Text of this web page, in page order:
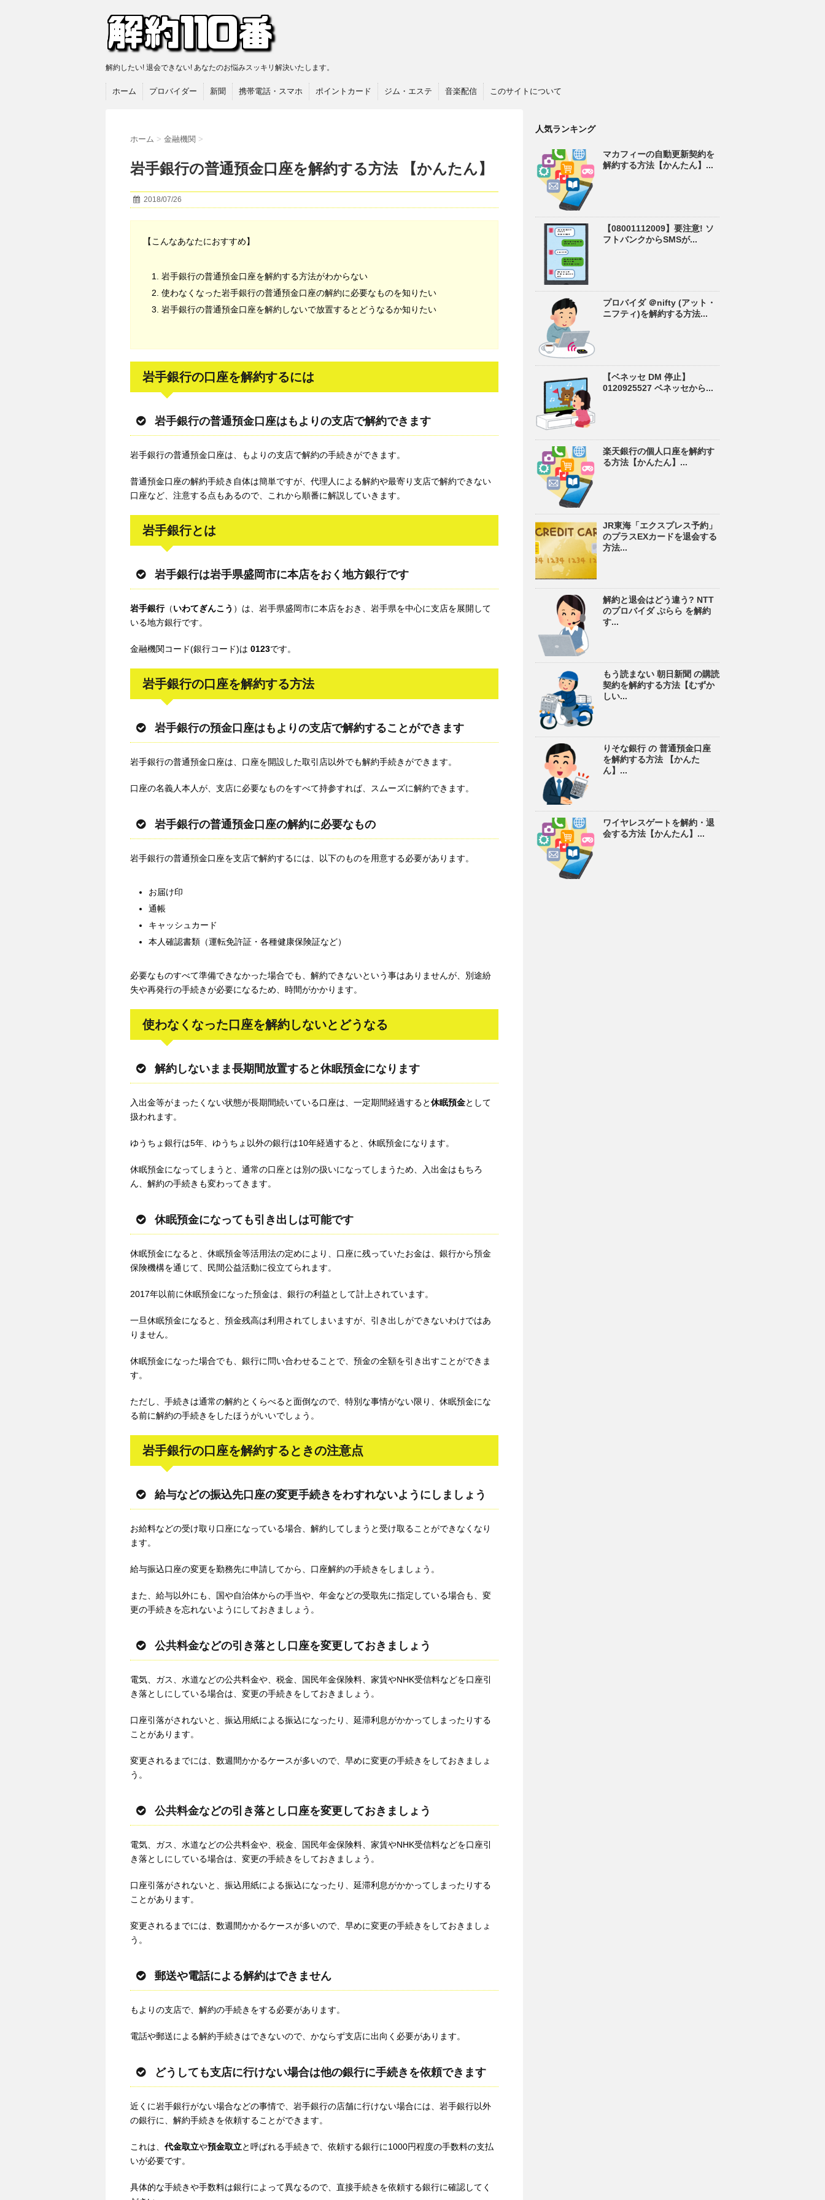
解約したい! 退会できない! あなたのお悩みスッキリ解決いたします。
ホーム プロバイダー 新聞 携帯電話・スマホ ポイントカード ジム・エステ 音楽配信 このサイトについて
ホーム > 金融機関 >
岩手銀行の普通預金口座を解約する方法 【かんたん】
2018/07/26
【こんなあなたにおすすめ】
岩手銀行の普通預金口座を解約する方法がわからない
使わなくなった岩手銀行の普通預金口座の解約に必要なものを知りたい
岩手銀行の普通預金口座を解約しないで放置するとどうなるか知りたい
岩手銀行の口座を解約するには
岩手銀行の普通預金口座はもよりの支店で解約できます
岩手銀行の普通預金口座は、もよりの支店で解約の手続きができます。
普通預金口座の解約手続き自体は簡単ですが、代理人による解約や最寄り支店で解約できない
口座など、注意する点もあるので、これから順番に解説していきます。
岩手銀行とは
岩手銀行は岩手県盛岡市に本店をおく地方銀行です
岩手銀行（いわてぎんこう ）は、岩手県盛岡市に本店をおき、岩手県を中心に支店を展開して
いる地方銀行です。
金融機関コード(銀行コード)は 0123です。
岩手銀行の口座を解約する方法
岩手銀行の預金口座はもよりの支店で解約することができます
岩手銀行の普通預金口座は、口座を開設した取引店以外でも解約手続きができます。
口座の名義人本人が、支店に必要なものをすべて持参すれば、スムーズに解約できます。
岩手銀行の普通預金口座の解約に必要なもの
岩手銀行の普通預金口座を支店で解約するには、以下のものを用意する必要があります。
お届け印
通帳
キャッシュカード
本人確認書類（運転免許証・各種健康保険証など）
必要なものすべて準備できなかった場合でも、解約できないという事はありませんが、別途紛
失や再発行の手続きが必要になるため、時間がかかります。
使わなくなった口座を解約しないとどうなる
解約しないまま長期間放置すると休眠預金になります
入出金等がまったくない状態が長期間続いている口座は、一定期間経過すると休眠預金として
扱われます。
ゆうちょ銀行は5年、ゆうちょ以外の銀行は10年経過すると、休眠預金になります。
休眠預金になってしまうと、通常の口座とは別の扱いになってしまうため、入出金はもちろ
ん、解約の手続きも変わってきます。
休眠預金になっても引き出しは可能です
休眠預金になると、休眠預金等活用法の定めにより、口座に残っていたお金は、銀行から預金
保険機構を通じて、民間公益活動に役立てられます。
2017年以前に休眠預金になった預金は、銀行の利益として計上されています。
一旦休眠預金になると、預金残高は利用されてしまいますが、引き出しができないわけではあ
りません。
休眠預金になった場合でも、銀行に問い合わせることで、預金の全額を引き出すことができま
す。
ただし、手続きは通常の解約とくらべると面倒なので、特別な事情がない限り、休眠預金にな
る前に解約の手続きをしたほうがいいでしょう。
岩手銀行の口座を解約するときの注意点
給与などの振込先口座の変更手続きをわすれないようにしましょう
お給料などの受け取り口座になっている場合、解約してしまうと受け取ることができなくなり
ます。
給与振込口座の変更を勤務先に申請してから、口座解約の手続きをしましょう。
また、給与以外にも、国や自治体からの手当や、年金などの受取先に指定している場合も、変
更の手続きを忘れないようにしておきましょう。
公共料金などの引き落とし口座を変更しておきましょう
電気、ガス、水道などの公共料金や、税金、国民年金保険料、家賃やNHK受信料などを口座引
き落としにしている場合は、変更の手続きをしておきましょう。
口座引落がされないと、振込用紙による振込になったり、延滞利息がかかってしまったりする
ことがあります。
変更されるまでには、数週間かかるケースが多いので、早めに変更の手続きをしておきましょ
う。
公共料金などの引き落とし口座を変更しておきましょう
電気、ガス、水道などの公共料金や、税金、国民年金保険料、家賃やNHK受信料などを口座引
き落としにしている場合は、変更の手続きをしておきましょう。
口座引落がされないと、振込用紙による振込になったり、延滞利息がかかってしまったりする
ことがあります。
変更されるまでには、数週間かかるケースが多いので、早めに変更の手続きをしておきましょ
う。
郵送や電話による解約はできません
もよりの支店で、解約の手続きをする必要があります。
電話や郵送による解約手続きはできないので、かならず支店に出向く必要があります。
どうしても支店に行けない場合は他の銀行に手続きを依頼できます
近くに岩手銀行がない場合などの事情で、岩手銀行の店舗に行けない場合には、岩手銀行以外
の銀行に、解約手続きを依頼することができます。
これは、 代金取立や預金取立と呼ばれる手続きで、依頼する銀行に1000円程度の手数料の支払
いが必要です。
具体的な手続きや手数料は銀行によって異なるので、直接手続きを依頼する銀行に確認してく
人気ランキング
マカフィーの自動更新契約を
解約する方法【かんたん】...
【08001112009】要注意! ソ
フトバンクからSMSが...
プロバイダ ＠nifty (アット・
ニフティ)を解約する方法...
【ベネッセ DM 停止】
0120925527 ベネッセから...
楽天銀行の個人口座を解約す
る方法【かんたん】...
JR東海「エクスプレス予約」
のプラスEXカードを退会する
方法...
解約と退会はどう違う? NTT
のプロバイダ ぷらら を解約
す...
もう読まない 朝日新聞 の購読
契約を解約する方法【むずか
しい...
りそな銀行 の 普通預金口座
を解約する方法 【かんた
ん】...
ワイヤレスゲートを解約・退
会する方法【かんたん】...